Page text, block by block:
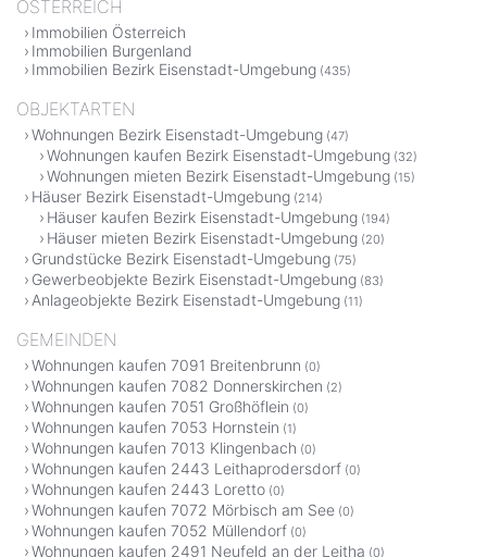
ÖSTERREICH
Immobilien Österreich
Immobilien Burgenland
Immobilien Bezirk Eisenstadt-Umgebung (435)
OBJEKTARTEN
Wohnungen Bezirk Eisenstadt-Umgebung (47)
Wohnungen kaufen Bezirk Eisenstadt-Umgebung (32)
Wohnungen mieten Bezirk Eisenstadt-Umgebung (15)
Häuser Bezirk Eisenstadt-Umgebung (214)
Häuser kaufen Bezirk Eisenstadt-Umgebung (194)
Häuser mieten Bezirk Eisenstadt-Umgebung (20)
Grundstücke Bezirk Eisenstadt-Umgebung (75)
Gewerbeobjekte Bezirk Eisenstadt-Umgebung (83)
Anlageobjekte Bezirk Eisenstadt-Umgebung (11)
GEMEINDEN
Wohnungen kaufen 7091 Breitenbrunn (0)
Wohnungen kaufen 7082 Donnerskirchen (2)
Wohnungen kaufen 7051 Großhöflein (0)
Wohnungen kaufen 7053 Hornstein (1)
Wohnungen kaufen 7013 Klingenbach (0)
Wohnungen kaufen 2443 Leithaprodersdorf (0)
Wohnungen kaufen 2443 Loretto (0)
Wohnungen kaufen 7072 Mörbisch am See (0)
Wohnungen kaufen 7052 Müllendorf (0)
Wohnungen kaufen 2491 Neufeld an der Leitha (0)